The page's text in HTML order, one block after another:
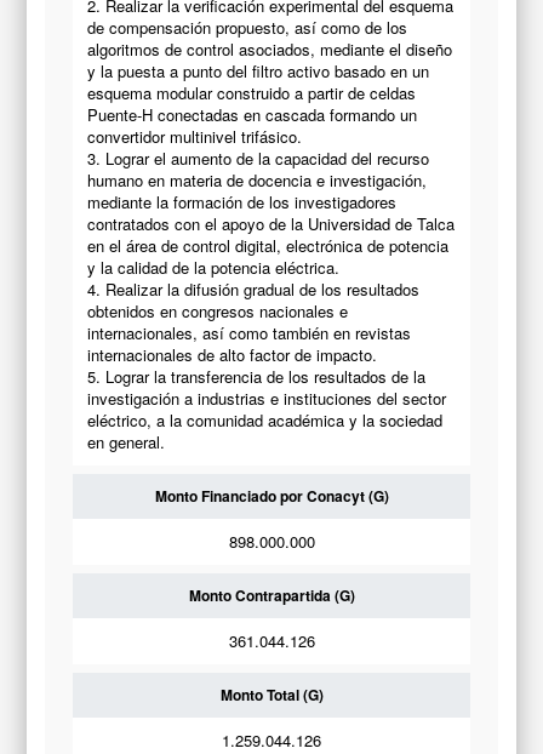
2. Realizar la verificación experimental del esquema
de compensación propuesto, así como de los
algoritmos de control asociados, mediante el diseño
y la puesta a punto del filtro activo basado en un
esquema modular construido a partir de celdas
Puente-H conectadas en cascada formando un
convertidor multinivel trifásico.
3. Lograr el aumento de la capacidad del recurso
humano en materia de docencia e investigación,
mediante la formación de los investigadores
contratados con el apoyo de la Universidad de Talca
en el área de control digital, electrónica de potencia
y la calidad de la potencia eléctrica.
4. Realizar la difusión gradual de los resultados
obtenidos en congresos nacionales e
internacionales, así como también en revistas
internacionales de alto factor de impacto.
5. Lograr la transferencia de los resultados de la
investigación a industrias e instituciones del sector
eléctrico, a la comunidad académica y la sociedad
en general.
Monto Financiado por Conacyt (G)
898.000.000
Monto Contrapartida (G)
361.044.126
Monto Total (G)
1.259.044.126